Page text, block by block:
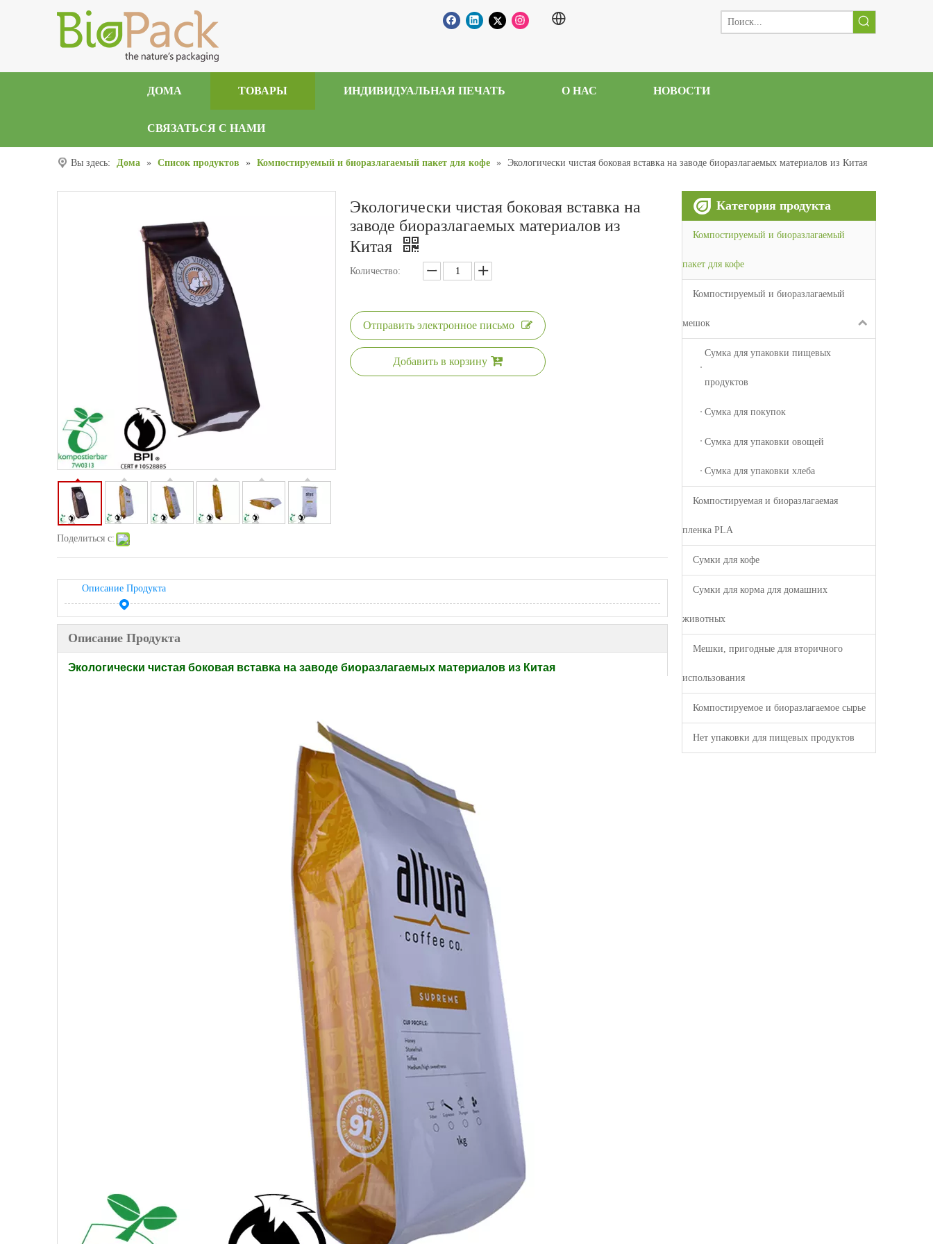
ДОМА ТОВАРЫ ИНДИВИДУАЛЬНАЯ ПЕЧАТЬ О НАС НОВОСТИ
СВЯЗАТЬСЯ С НАМИ
Вы здесь: Дома » Список продуктов » Компостируемый и биоразлагаемый пакет для кофе » Экологически чистая боковая вставка на заводе биоразлагаемых материалов из Китая
Поделиться с:
Экологически чистая боковая вставка на
заводе биоразлагаемых материалов из
Китая
Количество:
Отправить электронное письмо
Добавить в корзину
Описание Продукта
Описание Продукта
Экологически чистая боковая вставка на заводе биоразлагаемых материалов из Китая
Категория продукта
Компостируемый и биоразлагаемый
пакет для кофе
Компостируемый и биоразлагаемый
мешок
Сумка для упаковки пищевых
продуктов
Сумка для покупок
Сумка для упаковки овощей
Сумка для упаковки хлеба
Компостируемая и биоразлагаемая
пленка PLA
Сумки для кофе
Сумки для корма для домашних
животных
Мешки, пригодные для вторичного
использования
Компостируемое и биоразлагаемое сырье
Нет упаковки для пищевых продуктов